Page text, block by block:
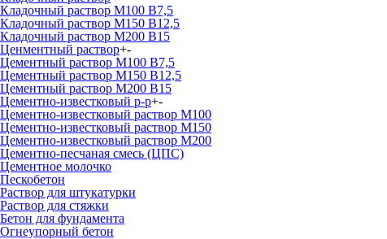
Кладочный раствор М100 В7,5
Кладочный раствор М150 В12,5
Кладочный раствор М200 В15
Ценментный раствор+-
Цементный раствор М100 B7,5
Цементный раствор М150 B12,5
Цементный раствор М200 B15
Цементно-известковый р-р+-
Цементно-известковый раствор М100
Цементно-известковый раствор М150
Цементно-известковый раствор М200
Цементно-песчаная смесь (ЦПС)
Цементное молочко
Пескобетон
Раствор для штукатурки
Раствор для стяжки
Бетон для фундамента
Огнеупорный бетон